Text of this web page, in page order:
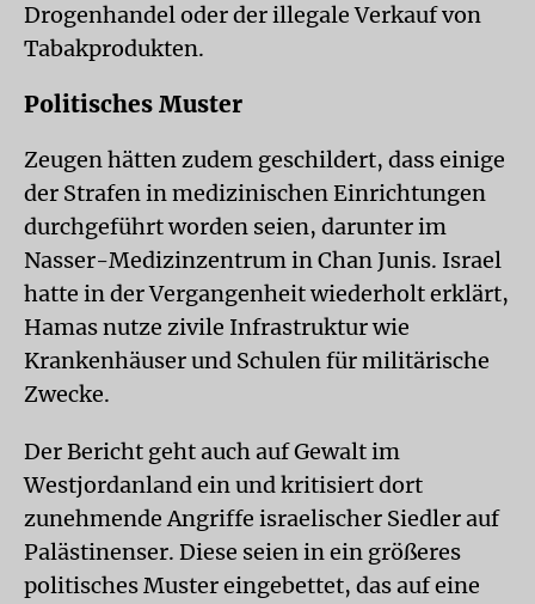
Drogenhandel oder der illegale Verkauf von
Tabakprodukten.
Politisches Muster
Zeugen hätten zudem geschildert, dass einige
der Strafen in medizinischen Einrichtungen
durchgeführt worden seien, darunter im
Nasser-Medizinzentrum in Chan Junis. Israel
hatte in der Vergangenheit wiederholt erklärt,
Hamas nutze zivile Infrastruktur wie
Krankenhäuser und Schulen für militärische
Zwecke.
Der Bericht geht auch auf Gewalt im
Westjordanland ein und kritisiert dort
zunehmende Angriffe israelischer Siedler auf
Palästinenser. Diese seien in ein größeres
politisches Muster eingebettet, das auf eine